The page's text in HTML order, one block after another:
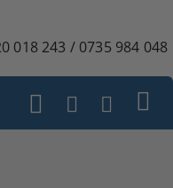
018 243 / 0735 984 048